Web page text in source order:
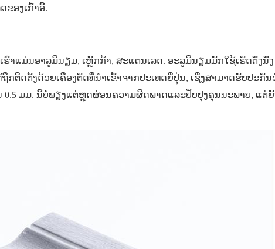
ຂອງເກົ້າອີ້.
າແມ່ນອາລູມິນຽມ, ເຫຼັກກ້າ, ສະແຕນເລດ. ອະລູມີນຽມມັກໃຊ້ເຮັດຕັ່ງນັ່ງ
ຖືກຕິດຕັ້ງດ້ວຍເຄື່ອງຕັດທີ່ນໍາເຂົ້າຈາກປະເທດຍີ່ປຸ່ນ, ເຊິ່ງສາມາດຮັບປະກັ
ມມ. ນີ້ບໍ່ພຽງແຕ່ຫຼຸດຜ່ອນຄວາມຜິດພາດແລະປັບປຸງຄຸນນະພາບ, ແຕ່